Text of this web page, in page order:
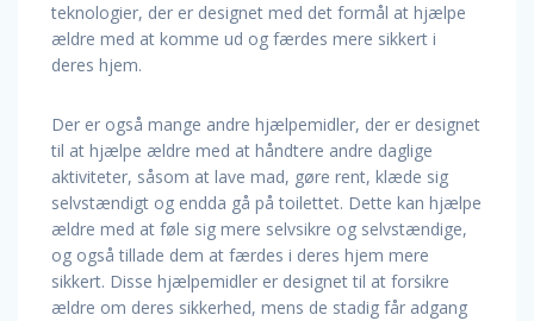
teknologier, der er designet med det formål at hjælpe
ældre med at komme ud og færdes mere sikkert i
deres hjem.
Der er også mange andre hjælpemidler, der er designet
til at hjælpe ældre med at håndtere andre daglige
aktiviteter, såsom at lave mad, gøre rent, klæde sig
selvstændigt og endda gå på toilettet. Dette kan hjælpe
ældre med at føle sig mere selvsikre og selvstændige,
og også tillade dem at færdes i deres hjem mere
sikkert. Disse hjælpemidler er designet til at forsikre
ældre om deres sikkerhed, mens de stadig får adgang